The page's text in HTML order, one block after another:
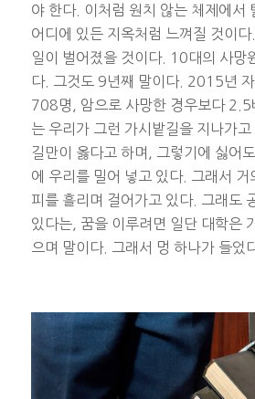
야 한다. 이처럼 원치 않는 체제에서
어디에 있든 지옥처럼 느껴질 것이
일이 벌어졌을 것이다. 10대의 사망
다. 그것도 9년째 말이다. 2015년
708명, 암으로 사망한 경우보다 2.5
는 우리가 그런 가시밭길을 지나가
길만이 옳다고 하며, 그렇기에 싫어
에 우리를 밀어 넣고 있다. 그래서 거
피를 흘리며 걸어가고 있다. 그래도
있다는, 꿈을 이루려면 일단 대학은
으며 말이다. 그래서 멍 하나가 들었